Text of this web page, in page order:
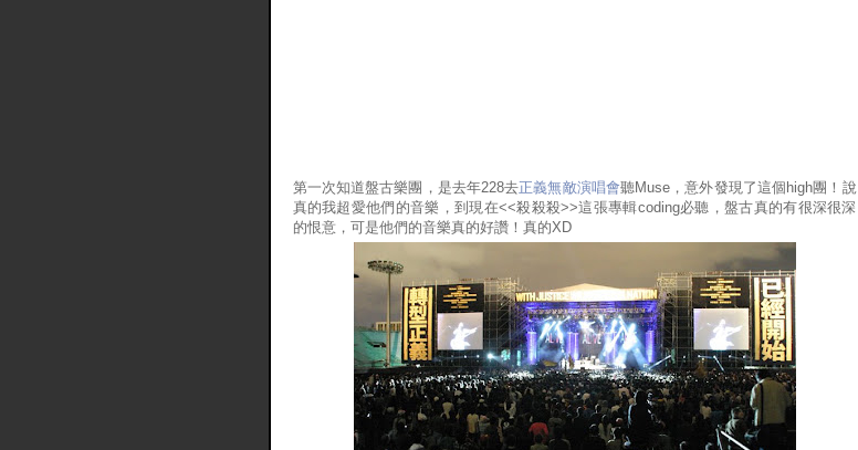
第一次知道盤古樂團，是去年228去正義無敵演唱會聽Muse，意外發現了這個high團！說
真的我超愛他們的音樂，到現在<<殺殺殺>>這張專輯coding必聽，盤古真的有很深很深
的恨意，可是他們的音樂真的好讚！真的XD